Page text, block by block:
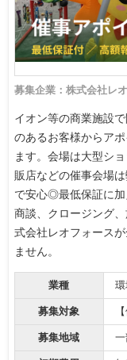
募集企業：株式会社レ
イオン等の商業施設
のあるお客様からア
ます。会場は大型シ
販店などの催事会場
で安心◎最低保証に加
商談、クロージング
式会社レオフォース
ません。
業種
募集対象
募集地域